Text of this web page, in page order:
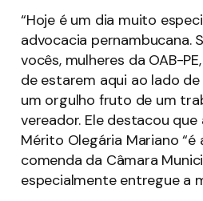
“Hoje é um dia muito
advocacia pernambucana.
vocês, mulheres da OAB-
de estarem aqui ao lado de
um orgulho fruto de um
vereador. Ele destacou que
Mérito Olegária Mariano “é
comenda da Câmara
especialmente entregue a